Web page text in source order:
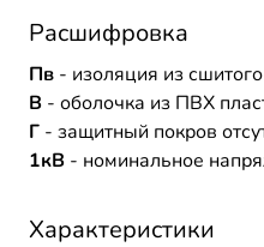
Расшифровка
Пв - изоляция из
В - оболочка из ПВХ
Г - защитный покров
1кВ - номинальное
Характеристики